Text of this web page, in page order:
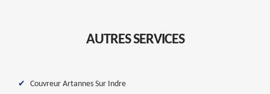
AUTRES SERVICES
Couvreur Artannes Sur Indre